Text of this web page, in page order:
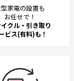
家電の設置も
お任せで！
クル・引き取り
ビス(有料)も！